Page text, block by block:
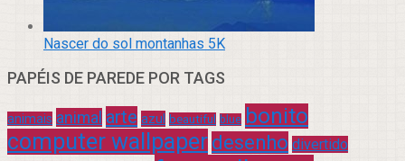
Nascer do sol montanhas 5K
PAPÉIS DE PAREDE POR TAGS
animais animal arte azul beautiful blue bonito
computer wallpaper desenho divertido